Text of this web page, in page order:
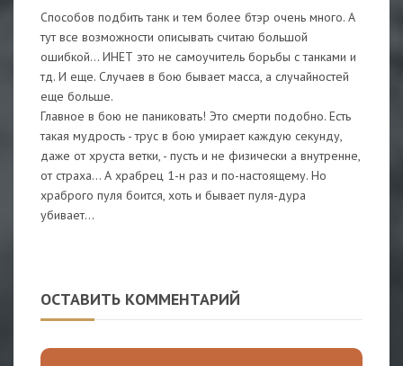
Способов подбить танк и тем более бтэр очень много. А
тут все возможности описывать считаю большой
ошибкой... ИНЕТ это не самоучитель борьбы с танками и
тд. И еще. Случаев в бою бывает масса, а случайностей
еще больше.
Главное в бою не паниковать! Это смерти подобно. Есть
такая мудрость - трус в бою умирает каждую секунду,
даже от хруста ветки, - пусть и не физически а внутренне,
от страха... А храбрец 1-н раз и по-настоящему. Но
храброго пуля боится, хоть и бывает пуля-дура
убивает...
ОСТАВИТЬ КОММЕНТАРИЙ